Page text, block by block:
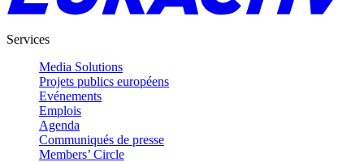
Services
Media Solutions
Projets publics européens
Evénements
Emplois
Agenda
Communiqués de presse
Members’ Circle